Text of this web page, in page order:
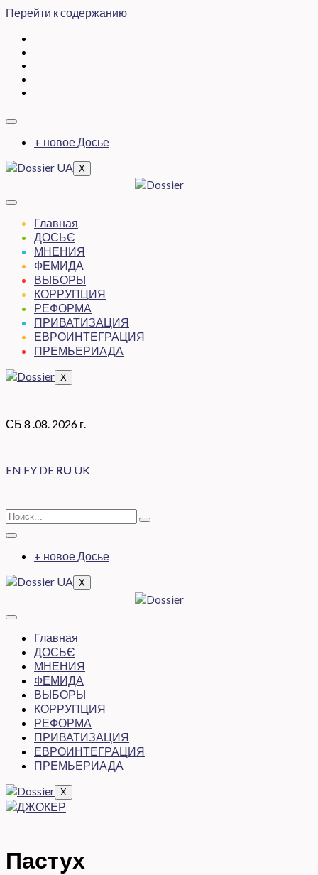
Перейти к содержанию
+ новое Досье
X
Главная
ДОСЬЄ
МНЕНИЯ
ФЕМИДА
ВЫБОРЫ
КОРРУПЦИЯ
РЕФОРМА
ПРИВАТИЗАЦИЯ
ЕВРОИНТЕГРАЦИЯ
ПРЕМЬЕРИАДА
X
СБ 8 .08. 2026 г.
EN FY DE RU UK
+ новое Досье
X
Главная
ДОСЬЄ
МНЕНИЯ
ФЕМИДА
ВЫБОРЫ
КОРРУПЦИЯ
РЕФОРМА
ПРИВАТИЗАЦИЯ
ЕВРОИНТЕГРАЦИЯ
ПРЕМЬЕРИАДА
X
Пастух